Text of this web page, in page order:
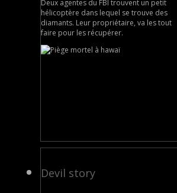
Deux agentes du FBI trouvent un petit
hélicoptère dans lequel se trouve des
diamants. Leur propriétaire, va les tout
faire pour les récupérer.
Devil story